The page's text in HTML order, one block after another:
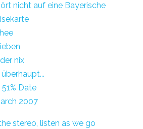
nicht auf eine Bayerische
nix
51% Date
2007
stereo, listen as we go